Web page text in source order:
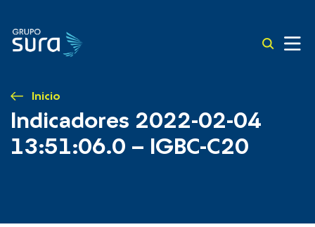
Inicio
Indicadores 2022-02-04
13:51:06.0 – IGBC-C20